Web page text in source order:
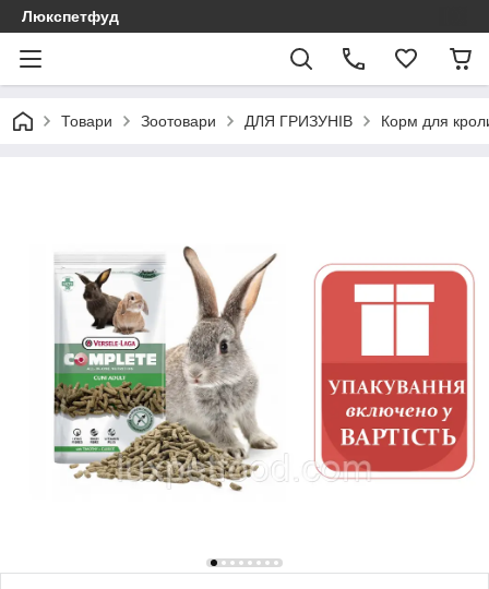
Люкспетфуд
Товари Зоотовари ДЛЯ ГРИЗУНІВ Корм для